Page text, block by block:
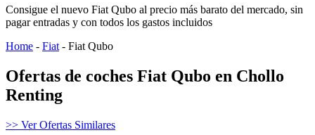
Consigue el nuevo Fiat Qubo al precio más barato del mercado, sin
pagar entradas y con todos los gastos incluidos
Home - Fiat - Fiat Qubo
Ofertas de coches Fiat Qubo en Chollo
Renting
>> Ver Ofertas Similares